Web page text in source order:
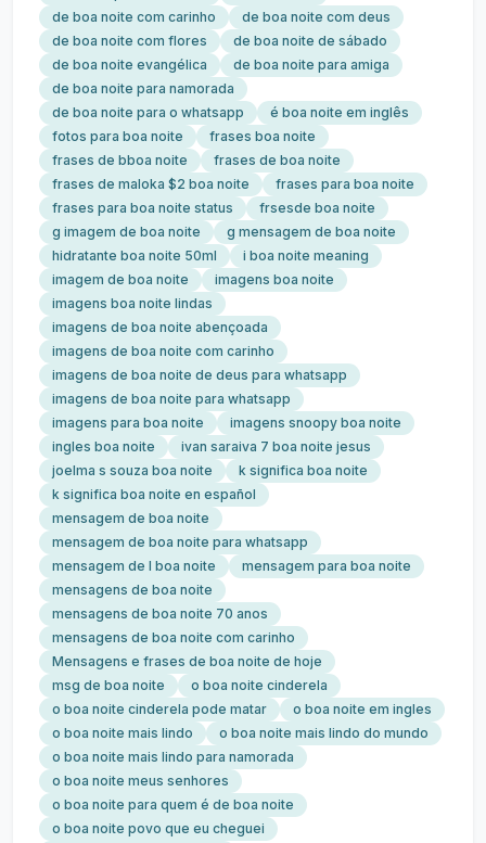
de boa noite com carinho
de boa noite com deus
de boa noite com flores
de boa noite de sábado
de boa noite evangélica
de boa noite para amiga
de boa noite para namorada
de boa noite para o whatsapp
é boa noite em inglês
fotos para boa noite
frases boa noite
frases de bboa noite
frases de boa noite
frases de maloka $2 boa noite
frases para boa noite
frases para boa noite status
frsesde boa noite
g imagem de boa noite
g mensagem de boa noite
hidratante boa noite 50ml
i boa noite meaning
imagem de boa noite
imagens boa noite
imagens boa noite lindas
imagens de boa noite abençoada
imagens de boa noite com carinho
imagens de boa noite de deus para whatsapp
imagens de boa noite para whatsapp
imagens para boa noite
imagens snoopy boa noite
ingles boa noite
ivan saraiva 7 boa noite jesus
joelma s souza boa noite
k significa boa noite
k significa boa noite en español
mensagem de boa noite
mensagem de boa noite para whatsapp
mensagem de l boa noite
mensagem para boa noite
mensagens de boa noite
mensagens de boa noite 70 anos
mensagens de boa noite com carinho
Mensagens e frases de boa noite de hoje
msg de boa noite
o boa noite cinderela
o boa noite cinderela pode matar
o boa noite em ingles
o boa noite mais lindo
o boa noite mais lindo do mundo
o boa noite mais lindo para namorada
o boa noite meus senhores
o boa noite para quem é de boa noite
o boa noite povo que eu cheguei